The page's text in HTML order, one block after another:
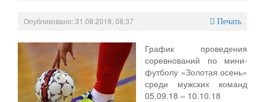
Опубликовано: 31.08.2018, 08:37 Печать
График проведения
соревнований по мини-
футболу «Золотая осень»
среди мужских команд
05.09.18 – 10.10.18